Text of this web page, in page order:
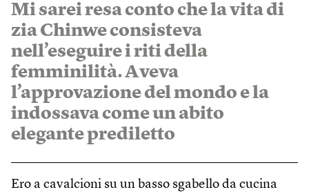
Mi sarei resa conto che la vita di
zia Chinwe consisteva
nell’eseguire i riti della
femminilità. Aveva
l’approvazione del mondo e la
indossava come un abito
elegante prediletto
Ero a cavalcioni su un basso sgabello da cucina